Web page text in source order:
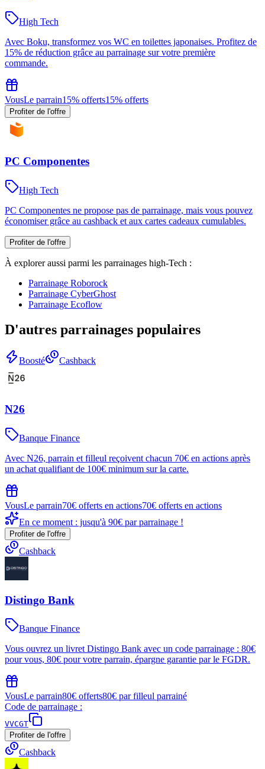
High Tech
Avec Boku, transformez vos WC en toilettes japonaises. Profitez de
15% de réduction grâce au parrainage sur votre première
commande.
VousLe parrain15% offerts15% offerts
Profiter de l'offre
PC Componentes
High Tech
PC Componentes ne propose pas de parrainage, mais vous pouvez
économiser grâce au cashback et aux cartes cadeaux cumulables.
Profiter de l'offre
À explorer aussi parmi les parrainages high-Tech :
Parrainage Roborock
Parrainage CyberGhost
Parrainage Ecoflow
D'autres parrainages populaires
Boosté Cashback
N26
Banque Finance
Avec N26, parrain et filleul reçoivent chacun 70€ en actions après
un achat qualifiant de 100€ minimum sur la carte.
VousLe parrain70€ offerts en actions70€ offerts en actions
En ce moment : jusqu'à 90€ par parrainage !
Profiter de l'offre
Cashback
Distingo Bank
Banque Finance
Vous ouvrez un livret Distingo Bank avec un code parrainage : 80€
pour vous, 80€ pour votre parrain, épargne garantie par le FGDR.
VousLe parrain80€ offerts80€ par filleul parrainé
Code de parrainage :
VVCGT
Profiter de l'offre
Cashback